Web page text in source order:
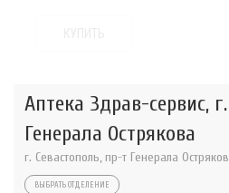
Аптека Здрав-сервис,
Генерала Острякова
г. Севастополь, пр-т Генерала
ВЫБРАТЬ ОТДЕЛЕНИЕ